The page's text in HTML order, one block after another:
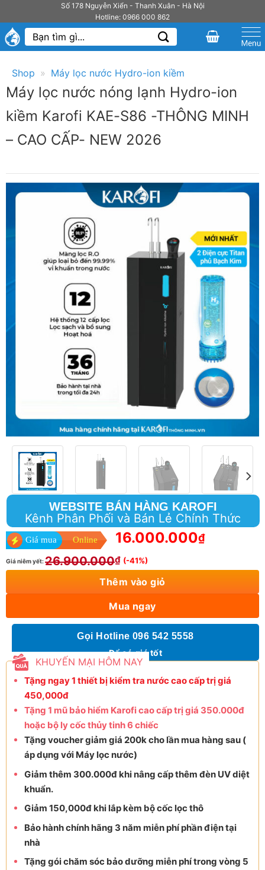
qua
nội
dung
Số 178 Nguyễn Xiển - Thanh Xuân - Hà Nội
Hotline: 0966 000 862
Tìm
kiếm:
Shop » Máy lọc nước Hydro-ion kiềm
Máy lọc nước nóng lạnh Hydro-ion
kiềm Karofi KAE-S86 -THÔNG MINH
– CAO CẤP- NEW 2026
WEBSITE BÁN HÀNG KAROFI
Kênh Phân Phối và Bán Lẻ Chính Thức
Giá mua Online 16.000.000₫
Giá niêm yết:26.900.000₫ (-41%)
Thêm vào giỏ
Mua ngay
Gọi Hotline 096 542 5558
Để có giá tốt
KHUYẾN MẠI HÔM NAY
Tặng ngay 1 thiết bị kiểm tra nước cao cấp trị giá
450,000đ
Tặng 1 mũ bảo hiểm Karofi cao cấp trị giá 350.000đ
hoặc bộ ly cốc thủy tinh 6 chiếc
Tặng voucher giảm giá 200k cho lần mua hàng sau (
áp dụng với Máy lọc nước)
Giảm thêm 300.000đ khi nâng cấp thêm đèn UV diệt
khuẩn.
Giảm 150,000đ khi lắp kèm bộ cốc lọc thô
Bảo hành chính hãng 3 năm miễn phí phần điện tại
nhà
Tặng gói chăm sóc bảo dưỡng miễn phí trong vòng 5